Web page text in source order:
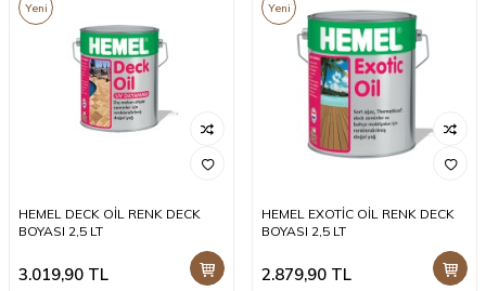
Yeni
HEMEL DECK OİL RENK DECK
BOYASI 2,5 LT
3.019,90 TL
Yeni
HEMEL EXOTİC OİL RENK DECK
BOYASI 2,5 LT
2.879,90 TL